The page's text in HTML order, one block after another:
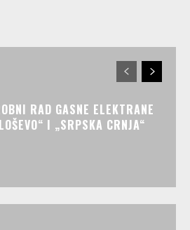
RAD GASNE ELEKTRANE
I „SRPSKA CRNJA“